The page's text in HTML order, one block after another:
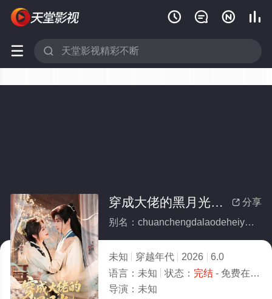
   
 
 分享
穿成大佬的黑月光，在种田文里稳定发疯(全集)
别名：chuanchengdalaodeheiyueguangzaizhongtianwenliwendingfafeng
未知 穿越年代 2026
6.0
语言： 未知 状态： 完结- 免费在线观看
导演： 未知